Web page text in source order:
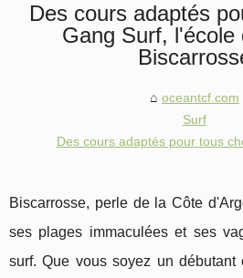
Des cours adaptés
Gang Surf, l'école
oceantcf.com
Surf
Des cours adaptés pour tous
Biscarrosse, perle de la Côte
ses plages immaculées et ses
surf. Que vous soyez un débutant